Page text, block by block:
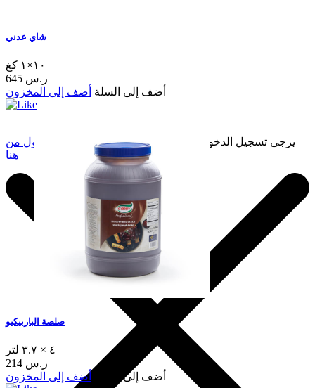
شاي عدني
١٠×١ كغ
645 ر.س
أضف إلى السلة أضف إلى المخزون
يرجى تسجيل الدخول لإضافة هذا إلى المفضلة.
سجّل الدخول من
هنا
صلصة الباربيكيو
٤ × ٣.٧ لتر
214 ر.س
أضف إلى السلة
أضف إلى المخزون